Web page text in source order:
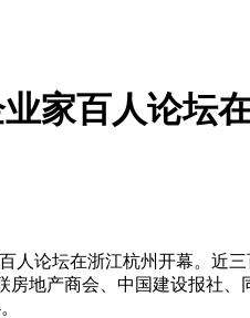
家百人论坛
论坛在浙江杭州开幕。近三
地产商会、中国建设报社、